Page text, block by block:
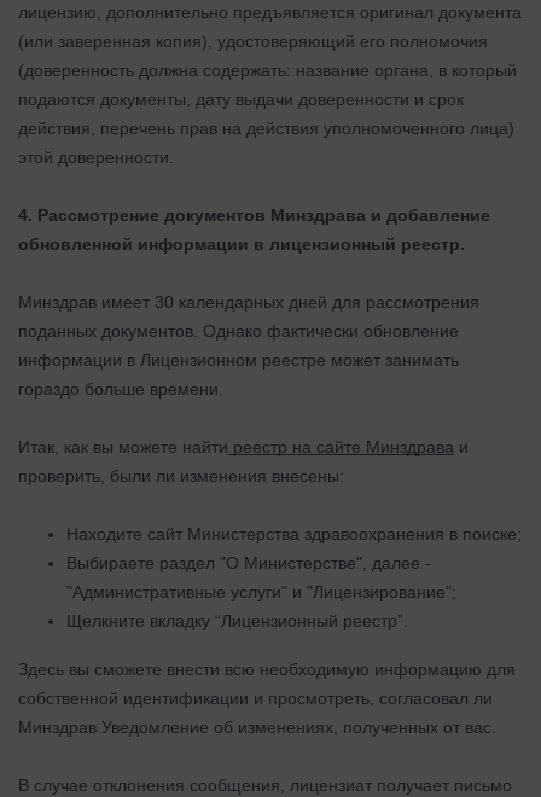
лицензию, дополнительно предъявляется оригинал документа
(или заверенная копия), удостоверяющий его полномочия
(доверенность должна содержать: название органа, в который
подаются документы, дату выдачи доверенности и срок
действия, перечень прав на действия уполномоченного лица)
этой доверенности.
4. Рассмотрение документов Минздрава и добавление
обновленной информации в лицензионный реестр.
Минздрав имеет 30 календарных дней для рассмотрения
поданных документов. Однако фактически обновление
информации в Лицензионном реестре может занимать
гораздо больше времени.
Итак, как вы можете найти реестр на сайте Минздрава и
проверить, были ли изменения внесены:
Находите сайт Министерства здравоохранения в поиске;
Выбираете раздел "О Министерстве", далее -
"Административные услуги" и "Лицензирование";
Щелкните вкладку “Лицензионный реестр”.
Здесь вы сможете внести всю необходимую информацию для
собственной идентификации и просмотреть, согласовал ли
Минздрав Уведомление об изменениях, полученных от вас.
В случае отклонения сообщения, лицензиат получает письмо